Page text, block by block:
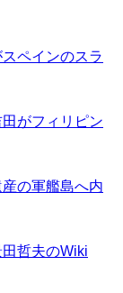
ペインのスラ
がフィリピン
の軍艦島へ内
哲夫のWiki